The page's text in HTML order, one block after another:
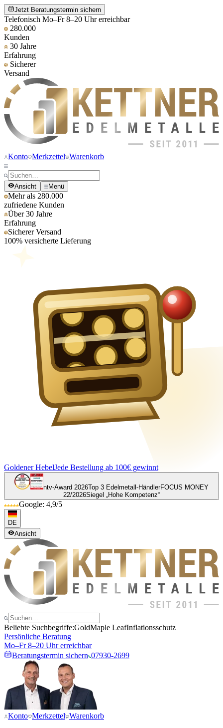
Jetzt Beratungstermin sichern
Telefonisch Mo–Fr 8–20 Uhr erreichbar
280.000
Kunden
30 Jahre
Erfahrung
Sicherer
Versand
Konto Merkzettel Warenkorb
Ansicht Menü
Mehr als 280.000
zufriedene Kunden
Über 30 Jahre
Erfahrung
Sicherer Versand
100% versicherte Lieferung
Goldener HebelJede Bestellung ab 100€ gewinnt
ntv-Award 2026Top 3 Edelmetall-HändlerFOCUS MONEY
22/2026Siegel „Hohe Kompetenz“
Google: 4,9/5
DE
Ansicht
Beliebte Suchbegriffe:GoldMaple LeafInflationsschutz
Persönliche Beratung
Mo–Fr 8–20 Uhr erreichbar
Beratungstermin sichern 07930-2699
Konto Merkzettel Warenkorb